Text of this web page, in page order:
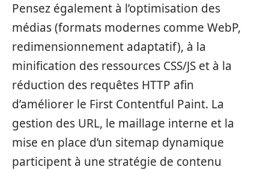
Pensez également à l’optimisation des
médias (formats modernes comme WebP,
redimensionnement adaptatif), à la
minification des ressources CSS/JS et à la
réduction des requêtes HTTP afin
d’améliorer le First Contentful Paint. La
gestion des URL, le maillage interne et la
mise en place d’un sitemap dynamique
participent à une stratégie de contenu